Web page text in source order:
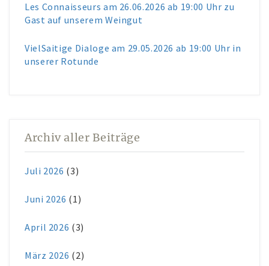
Les Connaisseurs am 26.06.2026 ab 19:00 Uhr zu
Gast auf unserem Weingut
VielSaitige Dialoge am 29.05.2026 ab 19:00 Uhr in
unserer Rotunde
Archiv aller Beiträge
Juli 2026 (3)
Juni 2026 (1)
April 2026 (3)
März 2026 (2)